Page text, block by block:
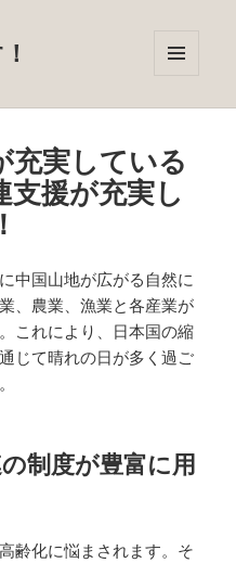
ーとウ
充実している
支援が充実し
中国山地が広がる自然に
、農業、漁業と各産業が
これにより、日本国の縮
じて晴れの日が多く過ご
制度が豊富に用
齢化に悩まされます。そ